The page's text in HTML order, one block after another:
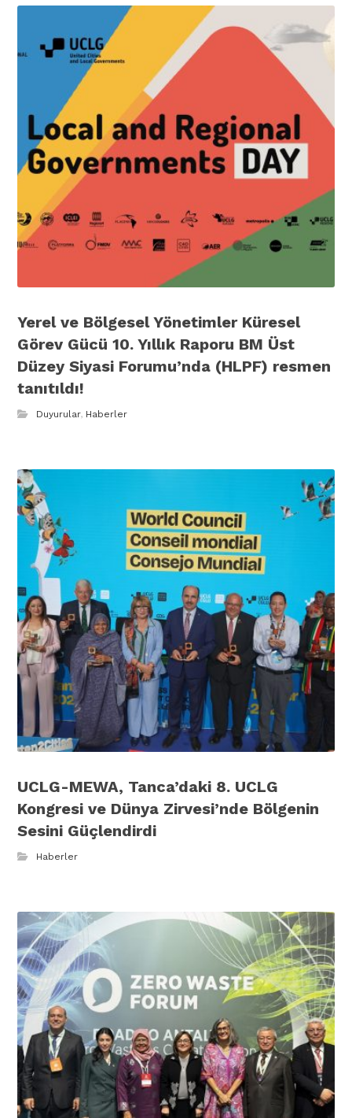
Yerel ve Bölgesel Yönetimler Küresel
Görev Gücü 10. Yıllık Raporu BM Üst
Düzey Siyasi Forumu’nda (HLPF) resmen
tanıtıldı!
Duyurular, Haberler
UCLG-MEWA, Tanca’daki 8. UCLG
Kongresi ve Dünya Zirvesi’nde Bölgenin
Sesini Güçlendirdi
Haberler